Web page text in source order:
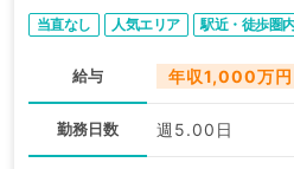
当直なし 人気エリア 駅近・徒歩圏
給与 年収1,000万円
勤務日数 週5.00日